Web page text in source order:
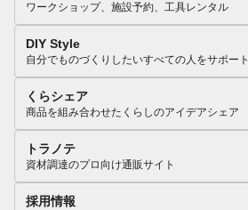
ワークショップ、施設予約、工具レンタル
DIY Style
自分でものづくりしたいすべての人をサポート
くらシェア
商品を組み合わせたくらしのアイデアシェア
トラノテ
資材調達のプロ向け通販サイト
採用情報